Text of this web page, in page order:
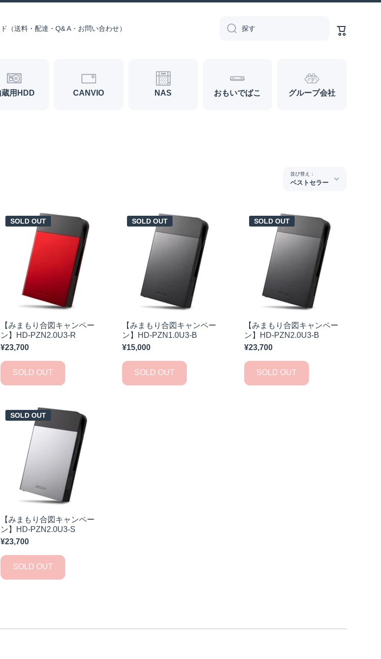
（送料・配達・Q& A・お問い合わせ） 探す
ー
ト
蔵用HDD CANVIO NAS おもいでばこ グループ会社
並び替え：
ベストセラー
SOLD OUT
【みまもり合図キャンペー
ン】HD-PZN2.0U3-R
¥23,700
SOLD OUT
SOLD OUT
【みまもり合図キャンペー
ン】HD-PZN1.0U3-B
¥15,000
SOLD OUT
SOLD OUT
【みまもり合図キャンペー
ン】HD-PZN2.0U3-B
¥23,700
SOLD OUT
SOLD OUT
【みまもり合図キャンペー
ン】HD-PZN2.0U3-S
¥23,700
SOLD OUT